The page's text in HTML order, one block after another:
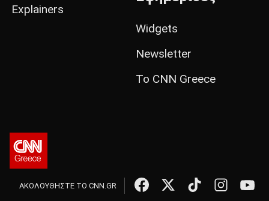
Explainers
Widgets
Newsletter
Το CNN Greece
ΑΚΟΛΟΥΘΗΣΤΕ ΤΟ CNN.GR